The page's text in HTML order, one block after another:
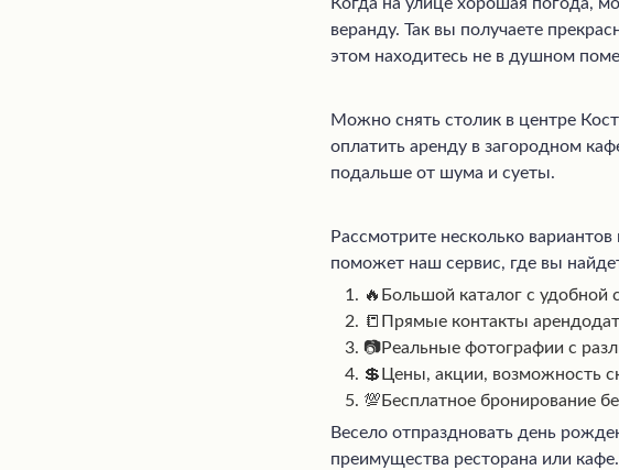
веранду. Так вы получаете
этом находитесь не в душном
Можно снять столик в центре
оплатить аренду в загородном
подальше от шума и суеты.
Рассмотрите несколько
поможет наш сервис, где вы
🔥Большой каталог с удобной
📒Прямые контакты
📷Реальные фотографии с
💲Цены, акции, возможность
💯Бесплатное бронирование
Весело отпраздновать день
преимущества ресторана или кафе.